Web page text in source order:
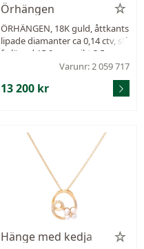
Örhängen
ÖRHÄNGEN, 18K guld, åttkants
lipade diamanter ca 0,14 ctv, sti
ft, längd 15,0 mm, vikt 3,5 g.
Varunr: 2 059 717
13 200 kr
Hänge med kedja